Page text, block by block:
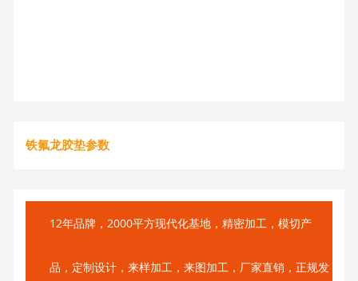
铁氟龙胶垫参数
12年品牌，2000平方现代化基地，精密加工，模切产
品，定制设计，来样加工，来图加工，厂家直销，正规发